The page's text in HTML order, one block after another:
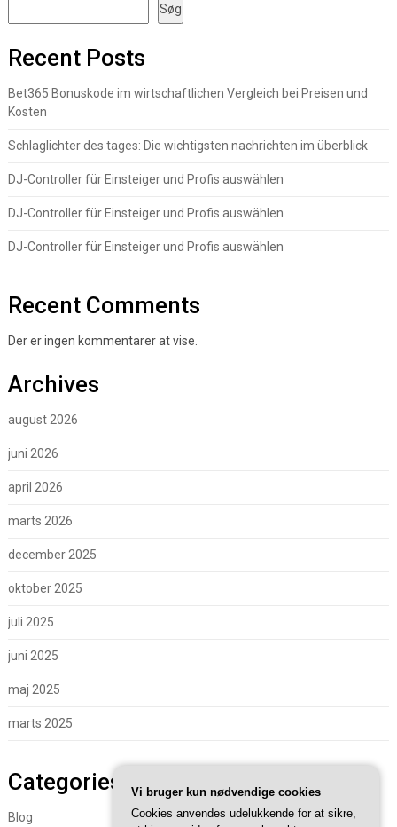
Søg
Recent Posts
Bet365 Bonuskode im wirtschaftlichen Vergleich bei Preisen und
Kosten
Schlaglichter des tages: Die wichtigsten nachrichten im überblick
DJ-Controller für Einsteiger und Profis auswählen
DJ-Controller für Einsteiger und Profis auswählen
DJ-Controller für Einsteiger und Profis auswählen
Recent Comments
Der er ingen kommentarer at vise.
Archives
august 2026
juni 2026
april 2026
marts 2026
december 2025
oktober 2025
juli 2025
juni 2025
maj 2025
marts 2025
Categories
Blog
Vi bruger kun nødvendige cookies
Cookies anvendes udelukkende for at sikre,